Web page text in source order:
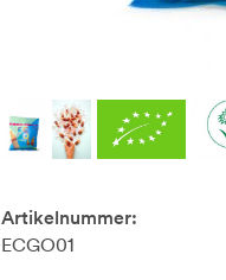
Artikelnummer:
ECGO01